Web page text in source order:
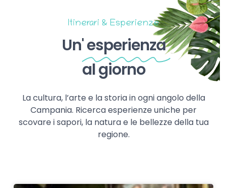
Itinerari & Esperienze
Un'esperienza
al giorno
La cultura, l’arte e la storia in ogni angolo della
Campania. Ricerca esperienze uniche per
scovare i sapori, la natura e le bellezze della tua
regione.